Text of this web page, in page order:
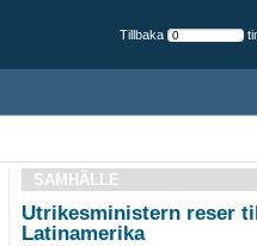
Tillbaka
SAMHÄLLE
Utrikesministern reser
Latinamerika